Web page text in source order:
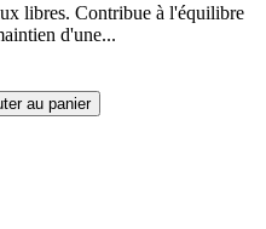
libres. Contribue à l'équilibre
d'une...
au panier